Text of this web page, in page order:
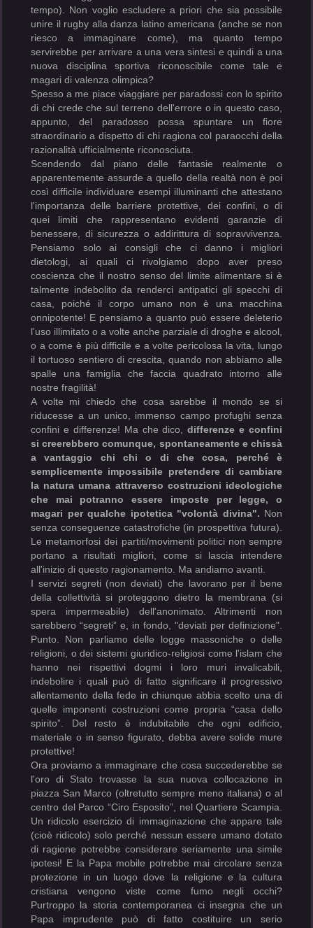
tempo). Non voglio escludere a priori che sia possibile
unire il rugby alla danza latino americana (anche se non
riesco a immaginare come), ma quanto tempo
servirebbe per arrivare a una vera sintesi e quindi a una
nuova disciplina sportiva riconoscibile come tale e
magari di valenza olimpica?
Spesso a me piace viaggiare per paradossi con lo spirito
di chi crede che sul terreno dell'errore o in questo caso,
appunto, del paradosso possa spuntare un fiore
straordinario a dispetto di chi ragiona col paraocchi della
razionalità ufficialmente riconosciuta.
Scendendo dal piano delle fantasie realmente o
apparentemente assurde a quello della realtà non è poi
così difficile individuare esempi illuminanti che attestano
l'importanza delle barriere protettive, dei confini, o di
quei limiti che rappresentano evidenti garanzie di
benessere, di sicurezza o addirittura di sopravvivenza.
Pensiamo solo ai consigli che ci danno i migliori
dietologi, ai quali ci rivolgiamo dopo aver preso
coscienza che il nostro senso del limite alimentare si è
talmente indebolito da renderci antipatici gli specchi di
casa, poiché il corpo umano non è una macchina
onnipotente! E pensiamo a quanto può essere deleterio
l'uso illimitato o a volte anche parziale di droghe e alcool,
o a come è più difficile e a volte pericolosa la vita, lungo
il tortuoso sentiero di crescita, quando non abbiamo alle
spalle una famiglia che faccia quadrato intorno alle
nostre fragilità!
A volte mi chiedo che cosa sarebbe il mondo se si
riducesse a un unico, immenso campo profughi senza
confini e differenze! Ma che dico,differenze e confini
si creerebbero comunque, spontaneamente e chissà
a vantaggio chi chi o di che cosa, perché è
semplicemente impossibile pretendere di cambiare
la natura umana attraverso costruzioni ideologiche
che mai potranno essere imposte per legge, o
magari per qualche ipotetica "volontà divina". Non
senza conseguenze catastrofiche (in prospettiva futura).
Le metamorfosi dei partiti/movimenti politici non sempre
portano a risultati migliori, come si lascia intendere
all'inizio di questo ragionamento. Ma andiamo avanti.
I servizi segreti (non deviati) che lavorano per il bene
della collettività si proteggono dietro la membrana (si
spera impermeabile) dell'anonimato. Altrimenti non
sarebbero “segreti” e, in fondo, "deviati per definizione".
Punto. Non parliamo delle logge massoniche o delle
religioni, o dei sistemi giuridico-religiosi come l'islam che
hanno nei rispettivi dogmi i loro muri invalicabili,
indebolire i quali può di fatto significare il progressivo
allentamento della fede in chiunque abbia scelto una di
quelle imponenti costruzioni come propria “casa dello
spirito”. Del resto è indubitabile che ogni edificio,
materiale o in senso figurato, debba avere solide mure
protettive!
Ora proviamo a immaginare che cosa succederebbe se
l'oro di Stato trovasse la sua nuova collocazione in
piazza San Marco (oltretutto sempre meno italiana) o al
centro del Parco “Ciro Esposito”, nel Quartiere Scampia.
Un ridicolo esercizio di immaginazione che appare tale
(cioè ridicolo) solo perché nessun essere umano dotato
di ragione potrebbe considerare seriamente una simile
ipotesi! E la Papa mobile potrebbe mai circolare senza
protezione in un luogo dove la religione e la cultura
cristiana vengono viste come fumo negli occhi?
Purtroppo la storia contemporanea ci insegna che un
Papa imprudente può di fatto costituire un serio